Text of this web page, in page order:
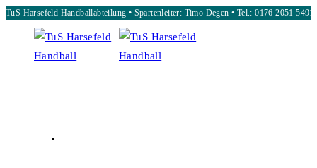
Zum
springen
TuS Harsefeld Handballabteilung • Spartenleiter: Timo Degen • Tel.: 0176 2051 5491